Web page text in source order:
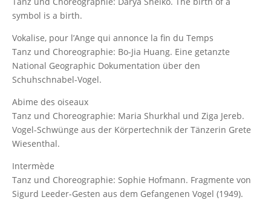
symbol is a birth.
Vokalise, pour l’Ange qui annonce la fin du Temps
Tanz und Choreographie: Bo-Jia Huang. Eine getanzte
National Geographic Dokumentation über den
Schuhschnabel-Vogel.
Abime des oiseaux
Tanz und Choreographie: Maria Shurkhal und Ziga Jereb.
Vogel-Schwünge aus der Körpertechnik der Tänzerin Grete
Wiesenthal.
Intermède
Tanz und Choreographie: Sophie Hofmann. Fragmente von
Sigurd Leeder-Gesten aus dem Gefangenen Vogel (1949).